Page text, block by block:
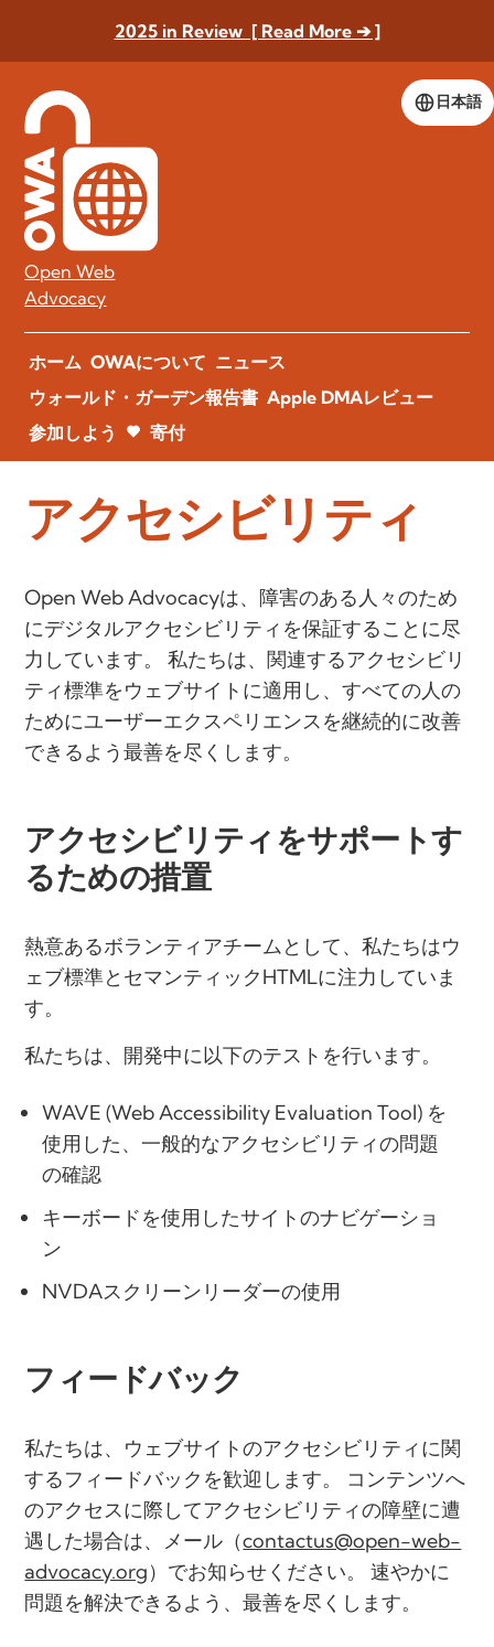
2025 in Review [ Read More ➔ ]
日本語
Open Web
Advocacy
ホーム OWAについて ニュース
ウォールド・ガーデン報告書 Apple DMAレビュー
参加しよう
寄付
アクセシビリティ
Open Web Advocacyは、障害のある人々のため
にデジタルアクセシビリティを保証することに尽
力しています。 私たちは、関連するアクセシビリ
ティ標準をウェブサイトに適用し、すべての人の
ためにユーザーエクスペリエンスを継続的に改善
できるよう最善を尽くします。
アクセシビリティをサポートす
るための措置
熱意あるボランティアチームとして、私たちはウ
ェブ標準とセマンティックHTMLに注力していま
す。
私たちは、開発中に以下のテストを行います。
WAVE (Web Accessibility Evaluation Tool) を
使用した、一般的なアクセシビリティの問題
の確認
キーボードを使用したサイトのナビゲーショ
ン
NVDAスクリーンリーダーの使用
フィードバック
私たちは、ウェブサイトのアクセシビリティに関
するフィードバックを歓迎します。 コンテンツへ
のアクセスに際してアクセシビリティの障壁に遭
遇した場合は、メール（contactus@open-web-
advocacy.org）でお知らせください。 速やかに
問題を解決できるよう、最善を尽くします。